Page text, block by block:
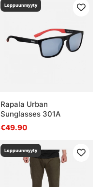
Loppuunmyyty
Rapala Urban
Sunglasses 301A
€49.90
Loppuunmyyty